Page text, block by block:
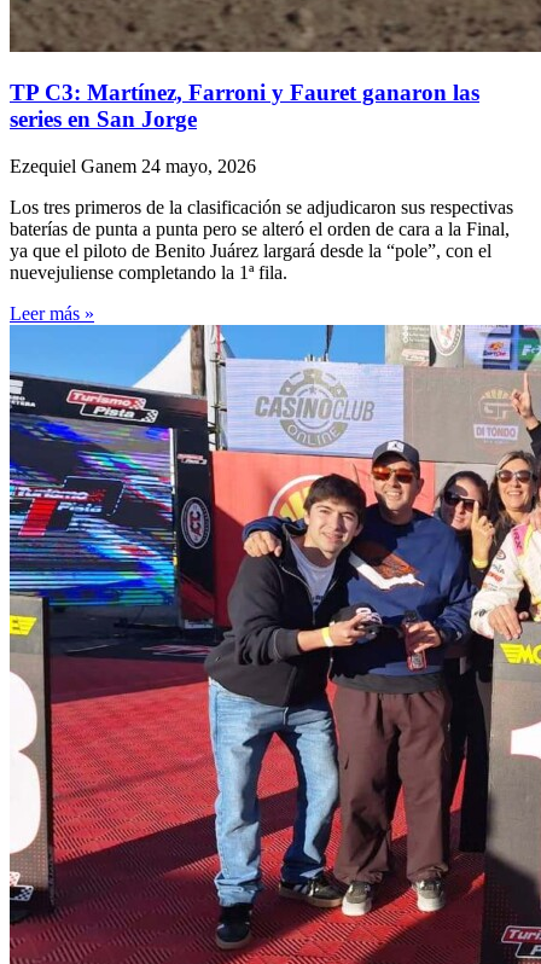
TP C3: Martínez, Farroni y Fauret ganaron las
series en San Jorge
Ezequiel Ganem 24 mayo, 2026
Los tres primeros de la clasificación se adjudicaron sus respectivas
baterías de punta a punta pero se alteró el orden de cara a la Final,
ya que el piloto de Benito Juárez largará desde la “pole”, con el
nuevejuliense completando la 1ª fila.
Leer más »